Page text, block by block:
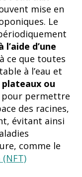
mise en
Le
d’une
ce que toutes
à l’eau et
plateaux ou
pour permettre
des racines,
évitant ainsi
comme le